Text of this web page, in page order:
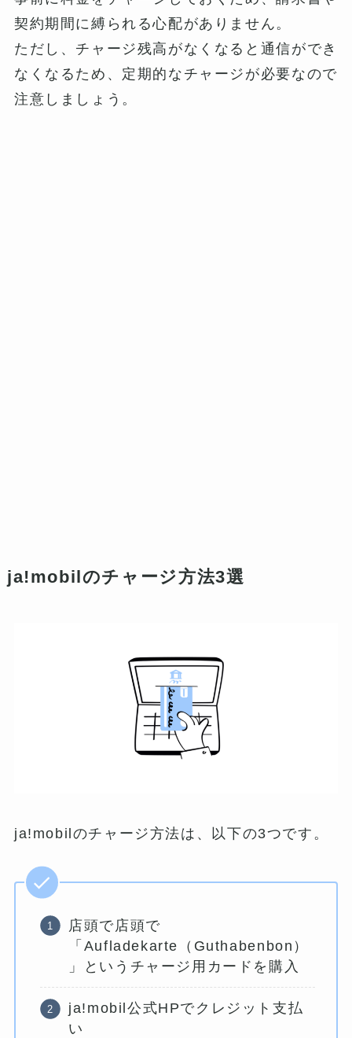
契約期間に縛られる心配がありません。
ただし、チャージ残高がなくなると通信ができ
なくなるため、定期的なチャージが必要なので
注意しましょう。
ja!mobilのチャージ方法3選
ja!mobilのチャージ方法は、以下の3つです。
店頭で店頭で
「Aufladekarte（Guthabenbon）
」というチャージ用カードを購入
ja!mobil公式HPでクレジット支払
い